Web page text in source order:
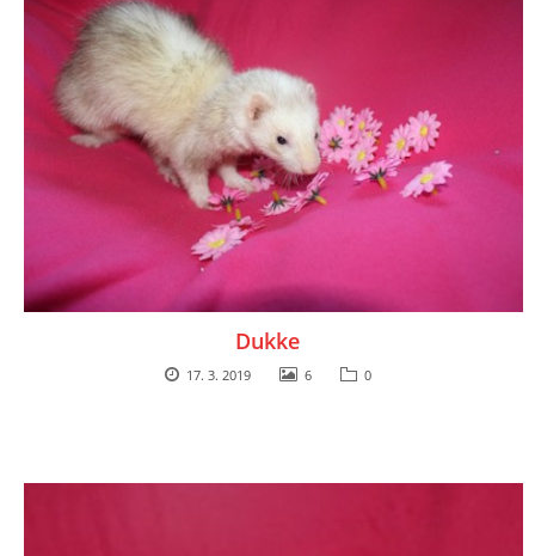
Dukke
17. 3. 2019 6 0